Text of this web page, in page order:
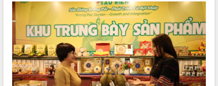
tay làm sạch môi trường
Xã Ea Kar bước chuyển mình trong
công tác cải cách hành chính mô hình
UBND tỉnh họp báo định kỳ tháng 4
năm 2026
Hội thảo khoa học “Giải pháp thúc đẩy
phát triển nền kinh tế xanh tại tỉnh